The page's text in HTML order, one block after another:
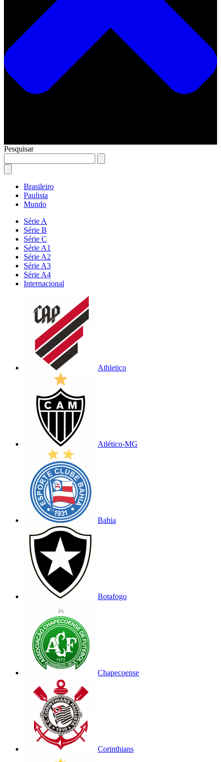
Pesquisar
Brasileiro
Paulista
Mundo
Série A
Série B
Série C
Série A1
Série A2
Série A3
Série A4
Internacional
Athletico
Atlético-MG
Bahia
Botafogo
Chapecoense
Corinthians